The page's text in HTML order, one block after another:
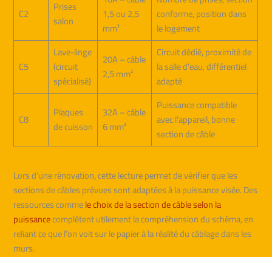
C2
Prises
salon
1,5 ou 2,5
mm²
conforme, position dans
le logement
C5
Lave-linge
(circuit
spécialisé)
20A – câble
2,5 mm²
Circuit dédié, proximité de
la salle d’eau, différentiel
adapté
C8
Plaques
de cuisson
32A – câble
6 mm²
Puissance compatible
avec l’appareil, bonne
section de câble
Lors d’une rénovation, cette lecture permet de vérifier que les
sections de câbles prévues sont adaptées à la puissance visée. Des
ressources commele choix de la section de câble selon la
puissancecomplètent utilement la compréhension du schéma, en
reliant ce que l’on voit sur le papier à la réalité du câblage dans les
murs.